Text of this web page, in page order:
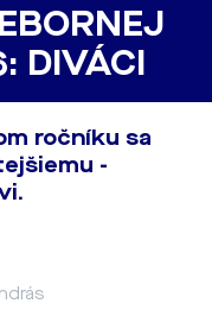
DIVÁCI
ročníku sa
-